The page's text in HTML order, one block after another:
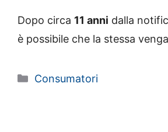
Dopo circa 11 anni dalla
è possibile che la stessa
Categorie
Consumatori